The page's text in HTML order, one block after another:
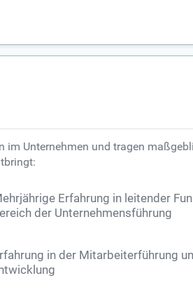
Unternehmen und tragen
Erfahrung in leitender
der Unternehmensführung
in der Mitarbeiterführung